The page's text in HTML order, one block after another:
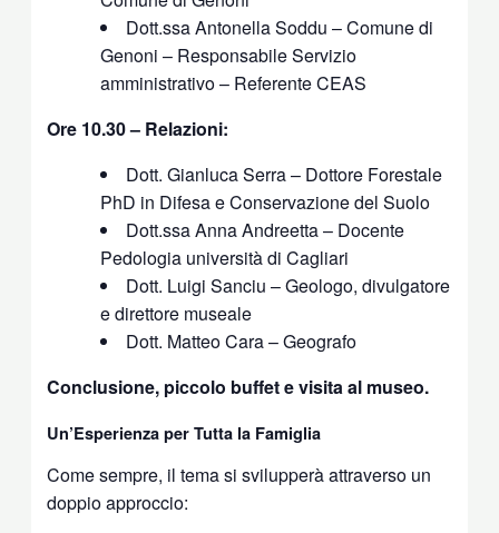
Dott.ssa Antonella Soddu – Comune di
Genoni – Responsabile Servizio
amministrativo – Referente CEAS
Ore 10.30 – Relazioni:
Dott. Gianluca Serra – Dottore Forestale
PhD in Difesa e Conservazione del Suolo
Dott.ssa Anna Andreetta – Docente
Pedologia università di Cagliari
Dott. Luigi Sanciu – Geologo, divulgatore
e direttore museale
Dott. Matteo Cara – Geografo
Conclusione, piccolo buffet e visita al museo.
Un’Esperienza per Tutta la Famiglia
Come sempre, il tema si svilupperà attraverso un
doppio approccio: